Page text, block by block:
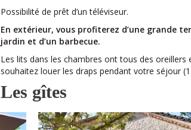
Possibilité de prêt d’un téléviseur.
En extérieur, vous profiterez d’une grande
jardin et d’un barbecue.
Les lits dans les chambres ont tous des oreillers
souhaitez louer les draps pendant votre séjour
Les gîtes